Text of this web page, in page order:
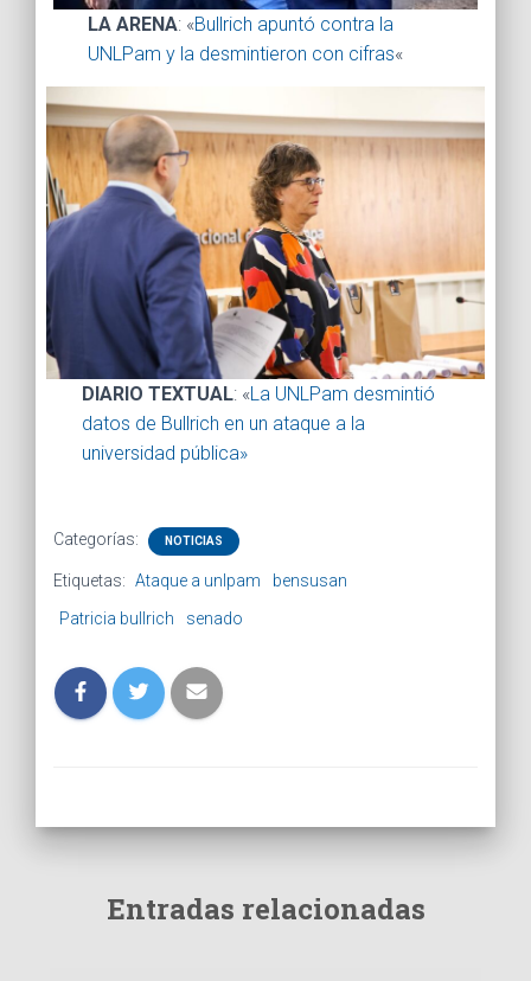
LA ARENA: «Bullrich apuntó contra la
UNLPam y la desmintieron con cifras«
DIARIO TEXTUAL: «La UNLPam desmintió
datos de Bullrich en un ataque a la
universidad pública»
Categorías: NOTICIAS
Etiquetas: Ataque a unlpam
bensusan
Patricia bullrich
senado
Entradas relacionadas